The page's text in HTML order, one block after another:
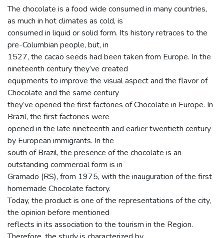
The chocolate is a food wide consumed in many countries,
as much in hot climates as cold, is
consumed in liquid or solid form. Its history retraces to the
pre-Columbian people, but, in
1527, the cacao seeds had been taken from Europe. In the
nineteenth century they’ve created
equipments to improve the visual aspect and the flavor of
Chocolate and the same century
they’ve opened the first factories of Chocolate in Europe. In
Brazil, the first factories were
opened in the late nineteenth and earlier twentieth century
by European immigrants. In the
south of Brazil, the presence of the chocolate is an
outstanding commercial form is in
Gramado (RS), from 1975, with the inauguration of the first
homemade Chocolate factory.
Today, the product is one of the representations of the city,
the opinion before mentioned
reflects in its association to the tourism in the Region.